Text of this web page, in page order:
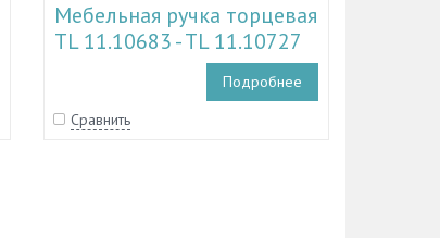
Мебельная ручка торцевая
TL 11.10683 - TL 11.10727
Подробнее
Сравнить